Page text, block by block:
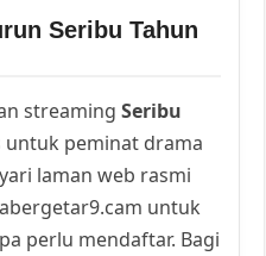
Seribu Tahun
streamingSeribu
untuk peminat drama
laman web rasmi
untuk
perlu mendaftar. Bagi